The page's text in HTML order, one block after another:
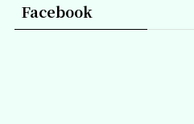
Facebook